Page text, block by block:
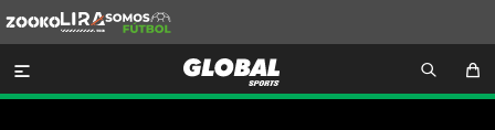
Lira
Somos
Futbol
